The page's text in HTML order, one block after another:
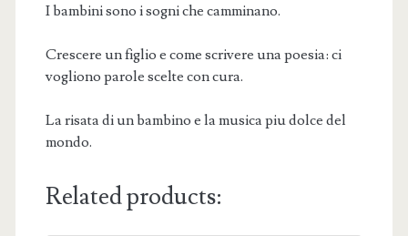
I bambini sono i sogni che camminano.
Crescere un figlio e come scrivere una poesia: ci
vogliono parole scelte con cura.
La risata di un bambino e la musica piu dolce del
mondo.
Related products: